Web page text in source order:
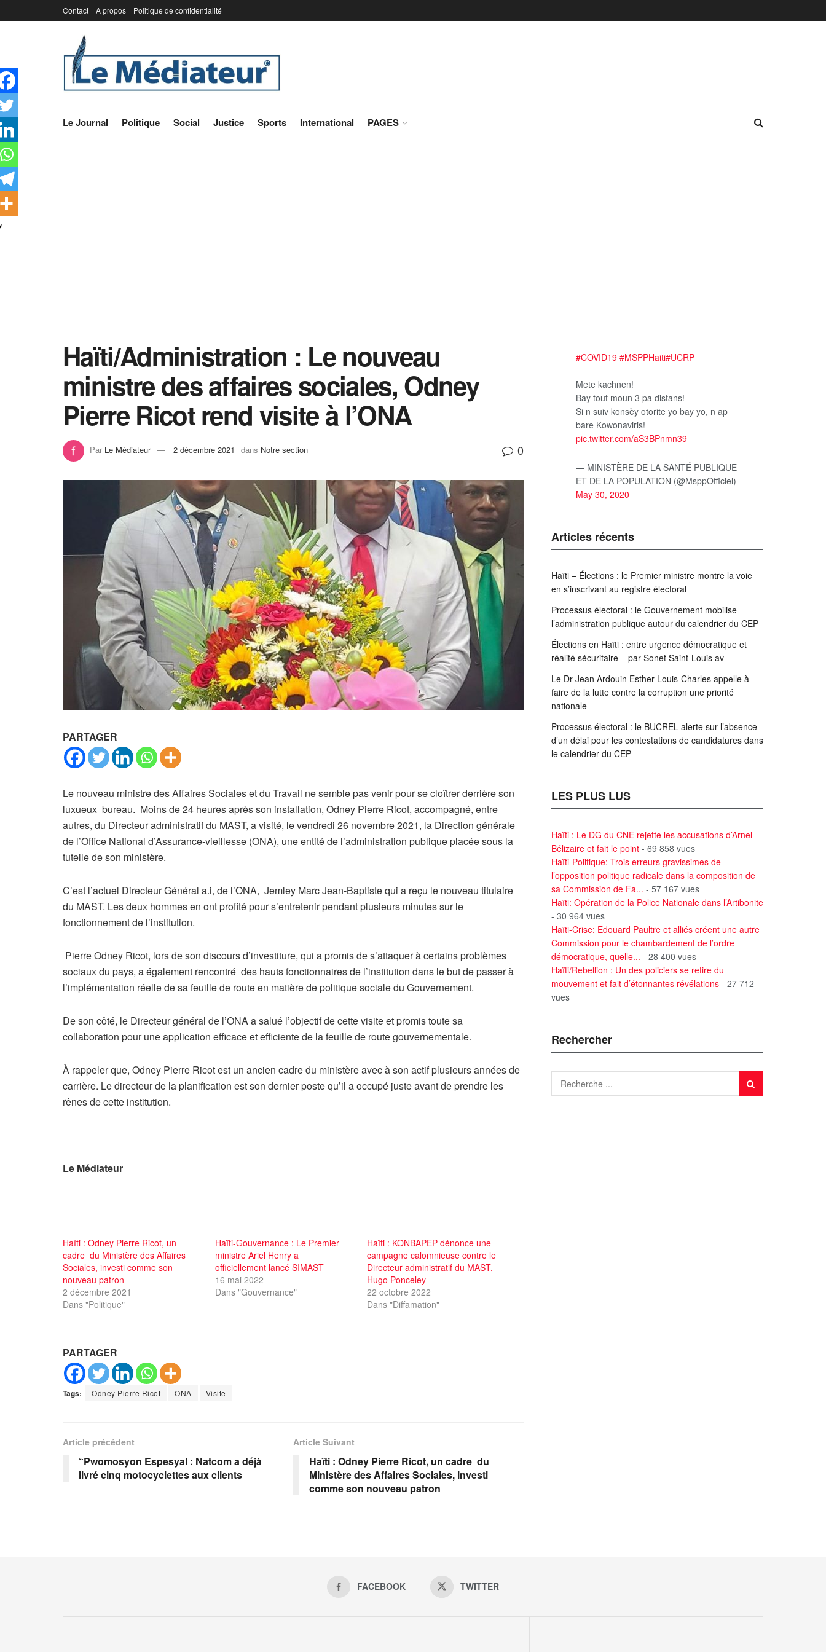
Contact À propos Politique de confidentialité
Le Journal Politique Social Justice Sports International PAGES
Haïti/Administration : Le nouveau
ministre des affaires sociales, Odney
Pierre Ricot rend visite à l’ONA
Par Le Médiateur 2 décembre 2021 dans Notre section 0
PARTAGER
Le nouveau ministre des Affaires Sociales et du Travail ne semble pas venir pour se cloîtrer derrière son
luxueux bureau. Moins de 24 heures après son installation, Odney Pierre Ricot, accompagné, entre
autres, du Directeur administratif du MAST, a visité, le vendredi 26 novembre 2021, la Direction générale
de l’Office National d’Assurance-vieillesse (ONA), une entité de l’administration publique placée sous la
tutelle de son ministère.
C’est l’actuel Directeur Général a.i, de l’ONA, Jemley Marc Jean-Baptiste qui a reçu le nouveau titulaire
du MAST. Les deux hommes en ont profité pour s’entretenir pendant plusieurs minutes sur le
fonctionnement de l’institution.
Pierre Odney Ricot, lors de son discours d’investiture, qui a promis de s’attaquer à certains problèmes
sociaux du pays, a également rencontré des hauts fonctionnaires de l’institution dans le but de passer à
l’implémentation réelle de sa feuille de route en matière de politique sociale du Gouvernement.
De son côté, le Directeur général de l’ONA a salué l’objectif de cette visite et promis toute sa
collaboration pour une application efficace et efficiente de la feuille de route gouvernementale.
À rappeler que, Odney Pierre Ricot est un ancien cadre du ministère avec à son actif plusieurs années de
carrière. Le directeur de la planification est son dernier poste qu’il a occupé juste avant de prendre les
rênes de cette institution.
Le Médiateur
Haïti : Odney Pierre Ricot, un
cadre du Ministère des Affaires
Sociales, investi comme son
nouveau patron
2 décembre 2021
Dans "Politique"
Haïti-Gouvernance : Le Premier
ministre Ariel Henry a
officiellement lancé SIMAST
16 mai 2022
Dans "Gouvernance"
Haïti : KONBAPEP dénonce une
campagne calomnieuse contre le
Directeur administratif du MAST,
Hugo Ponceley
22 octobre 2022
Dans "Diffamation"
PARTAGER
Tags: Odney Pierre Ricot ONA Visite
Article précédent
“Pwomosyon Espesyal : Natcom a déjà
livré cinq motocyclettes aux clients
Article Suivant
Haïti : Odney Pierre Ricot, un cadre du
Ministère des Affaires Sociales, investi
comme son nouveau patron
#COVID19 #MSPPHaiti#UCRP
Mete kachnen!
Bay tout moun 3 pa distans!
Si n suiv konsèy otorite yo bay yo, n ap
bare Kowonaviris!
pic.twitter.com/aS3BPnmn39
— MINISTÈRE DE LA SANTÉ PUBLIQUE
ET DE LA POPULATION (@MsppOfficiel)
May 30, 2020
Articles récents
Haïti – Élections : le Premier ministre montre la voie
en s’inscrivant au registre électoral
Processus électoral : le Gouvernement mobilise
l’administration publique autour du calendrier du CEP
Élections en Haïti : entre urgence démocratique et
réalité sécuritaire – par Sonet Saint-Louis av
Le Dr Jean Ardouin Esther Louis-Charles appelle à
faire de la lutte contre la corruption une priorité
nationale
Processus électoral : le BUCREL alerte sur l’absence
d’un délai pour les contestations de candidatures dans
le calendrier du CEP
LES PLUS LUS
Haïti : Le DG du CNE rejette les accusations d’Arnel
Bélizaire et fait le point - 69 858 vues
Haïti-Politique: Trois erreurs gravissimes de
l’opposition politique radicale dans la composition de
sa Commission de Fa... - 57 167 vues
Haïti: Opération de la Police Nationale dans l’Artibonite
- 30 964 vues
Haïti-Crise: Edouard Paultre et alliés créent une autre
Commission pour le chambardement de l’ordre
démocratique, quelle... - 28 400 vues
Haïti/Rebellion : Un des policiers se retire du
mouvement et fait d’étonnantes révélations - 27 712
vues
Rechercher
FACEBOOK TWITTER